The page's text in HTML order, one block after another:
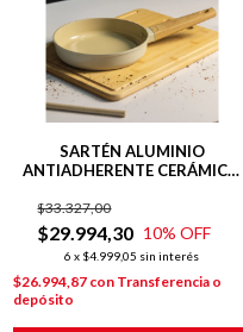
SARTÉN ALUMINIO
ANTIADHERENTE CERÁMICO
$29.994,30
$33.327,00
10% OFF
6 x $4.999,05 sin interés
$26.994,87 con Transferencia o
depósito